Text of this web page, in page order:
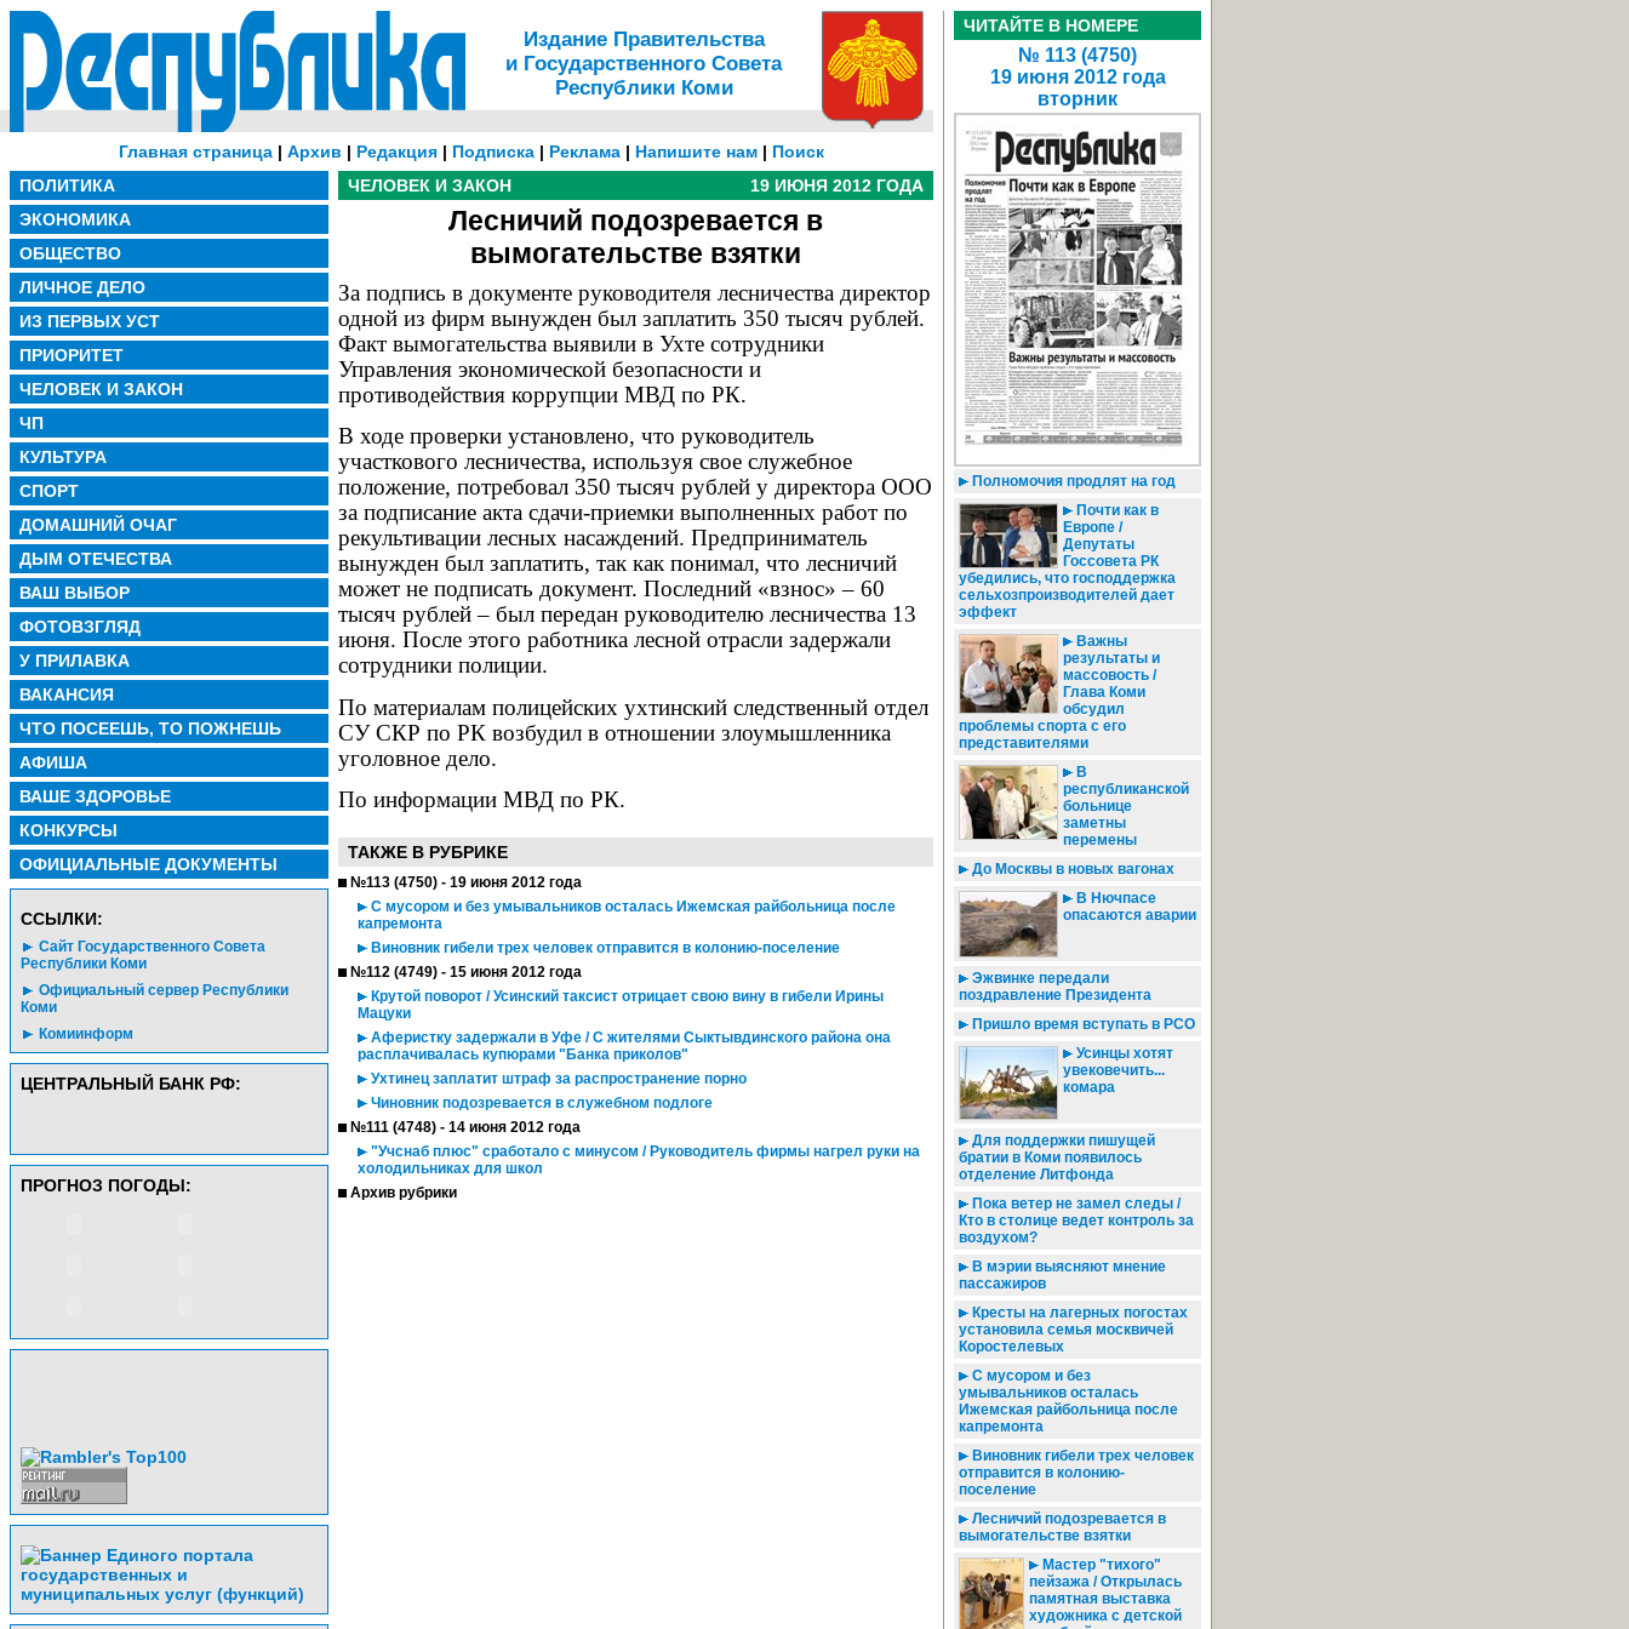
Издание Правительства
и Государственного Совета
Республики Коми
Главная страница | Архив | Редакция | Подписка | Реклама | Напишите нам | Поиск
ПОЛИТИКА
ЭКОНОМИКА
ОБЩЕСТВО
ЛИЧНОЕ ДЕЛО
ИЗ ПЕРВЫХ УСТ
ПРИОРИТЕТ
ЧЕЛОВЕК И ЗАКОН
ЧП
КУЛЬТУРА
СПОРТ
ДОМАШНИЙ ОЧАГ
ДЫМ ОТЕЧЕСТВА
ВАШ ВЫБОР
ФОТОВЗГЛЯД
У ПРИЛАВКА
ВАКАНСИЯ
ЧТО ПОСЕЕШЬ, ТО ПОЖНЕШЬ
АФИША
ВАШЕ ЗДОРОВЬЕ
КОНКУРСЫ
ОФИЦИАЛЬНЫЕ ДОКУМЕНТЫ
CСЫЛКИ:
Сайт Государственного Совета
Республики Коми
Официальный сервер Республики
Коми
Комиинформ
ЦЕНТРАЛЬНЫЙ БАНК РФ:
ПРОГНОЗ ПОГОДЫ:
ЧЕЛОВЕК И ЗАКОН 19 ИЮНЯ 2012 ГОДА
Лесничий подозревается в
вымогательстве взятки
За подпись в документе руководителя лесничества директор
одной из фирм вынужден был заплатить 350 тысяч рублей.
Факт вымогательства выявили в Ухте сотрудники
Управления экономической безопасности и
противодействия коррупции МВД по РК.
В ходе проверки установлено, что руководитель
участкового лесничества, используя свое служебное
положение, потребовал 350 тысяч рублей у директора ООО
за подписание акта сдачи-приемки выполненных работ по
рекультивации лесных насаждений. Предприниматель
вынужден был заплатить, так как понимал, что лесничий
может не подписать документ. Последний «взнос» – 60
тысяч рублей – был передан руководителю лесничества 13
июня. После этого работника лесной отрасли задержали
сотрудники полиции.
По материалам полицейских ухтинский следственный отдел
СУ СКР по РК возбудил в отношении злоумышленника
уголовное дело.
По информации МВД по РК.
ТАКЖЕ В РУБРИКЕ
№113 (4750) - 19 июня 2012 года
С мусором и без умывальников осталась Ижемская райбольница после
капремонта
Виновник гибели трех человек отправится в колонию-поселение
№112 (4749) - 15 июня 2012 года
Крутой поворот / Усинский таксист отрицает свою вину в гибели Ирины
Мацуки
Аферистку задержали в Уфе / С жителями Сыктывдинского района она
расплачивалась купюрами "Банка приколов"
Ухтинец заплатит штраф за распространение порно
Чиновник подозревается в служебном подлоге
№111 (4748) - 14 июня 2012 года
"Учснаб плюс" сработало с минусом / Руководитель фирмы нагрел руки на
холодильниках для школ
Архив рубрики
ЧИТАЙТЕ В НОМЕРЕ
№ 113 (4750)
19 июня 2012 года
вторник
Полномочия продлят на год
Почти как в
Европе /
Депутаты
Госсовета РК
убедились, что господдержка
сельхозпроизводителей дает
эффект
Важны
результаты и
массовость /
Глава Коми
обсудил
проблемы спорта с его
представителями
В
республиканской
больнице
заметны
перемены
До Москвы в новых вагонах
В Нючпасе
опасаются аварии
Эжвинке передали
поздравление Президента
Пришло время вступать в РСО
Усинцы хотят
увековечить...
комара
Для поддержки пишущей
братии в Коми появилось
отделение Литфонда
Пока ветер не замел следы /
Кто в столице ведет контроль за
воздухом?
В мэрии выясняют мнение
пассажиров
Кресты на лагерных погостах
установила семья москвичей
Коростелевых
С мусором и без
умывальников осталась
Ижемская райбольница после
капремонта
Виновник гибели трех человек
отправится в колонию-
поселение
Лесничий подозревается в
вымогательстве взятки
Мастер "тихого"
пейзажа / Открылась
памятная выставка
художника с детской